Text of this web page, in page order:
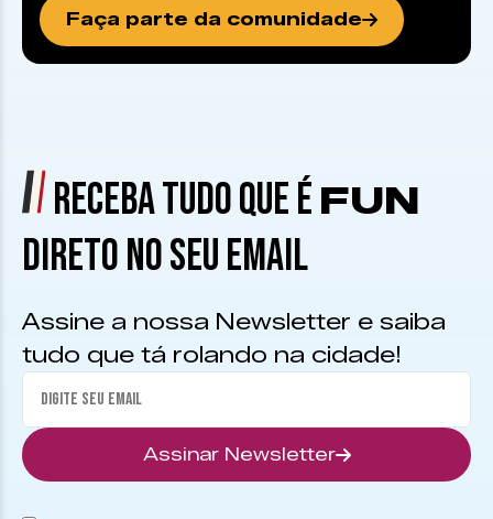
Faça parte da comunidade
RECEBA TUDO QUE É FUN
DIRETO NO SEU EMAIL
Assine a nossa Newsletter e saiba
tudo que tá rolando na cidade!
Assinar Newsletter